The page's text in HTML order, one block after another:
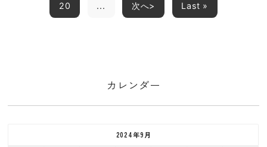
20 ... 次へ> Last »
カレンダー
2024年9月